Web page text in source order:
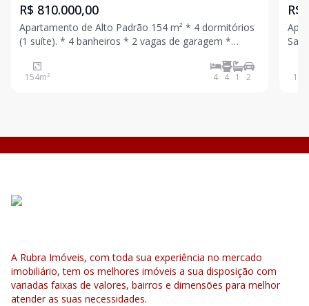
R$ 810.000,00
Apartamento de Alto Padrão 154 m² * 4 dormitórios
(1 suíte). * 4 banheiros * 2 vagas de garagem *
Infraestrutura do condomínio * Portaria virtual com
acesso facial em todos os ambientes do préd
154m² 4 4 1 2
R$
Santo André
155
A Rubra Imóveis, com toda sua experiência no mercado
imobiliário, tem os melhores imóveis a sua disposição com
variadas faixas de valores, bairros e dimensões para melhor
atender as suas necessidades.